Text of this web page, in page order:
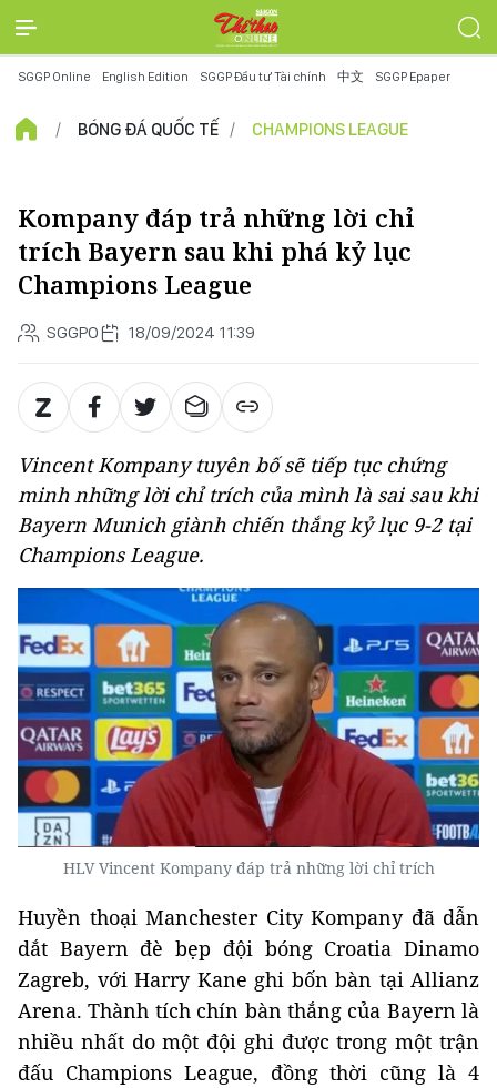
SGGP Online English Edition SGGP Đầu tư Tài chính 中文 SGGP Epaper
BÓNG ĐÁ QUỐC TẾ CHAMPIONS LEAGUE
Kompany đáp trả những lời chỉ
trích Bayern sau khi phá kỷ lục
Champions League
SGGPO 18/09/2024 11:39
Vincent Kompany tuyên bố sẽ tiếp tục chứng
minh những lời chỉ trích của mình là sai sau khi
Bayern Munich giành chiến thắng kỷ lục 9-2 tại
Champions League.
HLV Vincent Kompany đáp trả những lời chỉ trích
Huyền thoại Manchester City Kompany đã dẫn
dắt Bayern đè bẹp đội bóng Croatia Dinamo
Zagreb, với Harry Kane ghi bốn bàn tại Allianz
Arena. Thành tích chín bàn thắng của Bayern là
nhiều nhất do một đội ghi được trong một trận
đấu Champions League, đồng thời cũng là 4